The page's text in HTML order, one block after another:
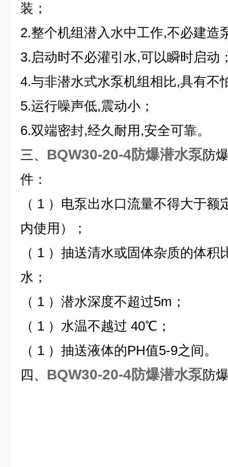
装；
2.整个机组潜入水中工作,不必建造
3.启动时不必灌引水,可以瞬时启动
4.与非潜水式水泵机组相比,具有不
5.运行噪声低,震动小；
6.双端密封,经久耐用,安全可靠。
三、 BQW30-20-4防爆潜水泵防
件：
（ 1 ）电泵出水口流量不得大于
内使用）；
（ 1 ）抽送清水或固体杂质的体
水；
（ 1 ）潜水深度不超过5m；
（ 1 ）水温不越过 40℃；
（ 1 ）抽送液体的PH值5-9之间。
四、 BQW30-20-4防爆潜水泵防